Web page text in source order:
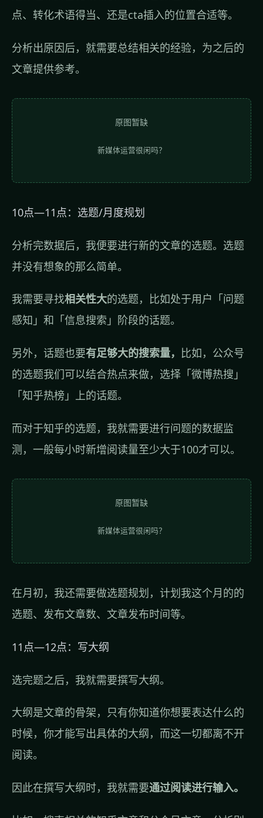
点、转化术语得当、还是cta插入的位置合适等。
分析出原因后，就需要总结相关的经验，为之后的
文章提供参考。
原图暂缺
新媒体运营很闲吗？
10点—11点：选题/月度规划
分析完数据后，我便要进行新的文章的选题。选题
并没有想象的那么简单。
我需要寻找相关性大的选题，比如处于用户「问题
感知」和「信息搜索」阶段的话题。
另外，话题也要有足够大的搜索量， 比如，公众号
的选题我们可以结合热点来做，选择「微博热搜」
「知乎热榜」上的话题。
而对于知乎的选题，我就需要进行问题的数据监
测，一般每小时新增阅读量至少大于100才可以。
原图暂缺
新媒体运营很闲吗？
在月初，我还需要做选题规划，计划我这个月的的
选题、发布文章数、文章发布时间等。
11点—12点：写大纲
选完题之后，我就需要撰写大纲。
大纲是文章的骨架，只有你知道你想要表达什么的
时候，你才能写出具体的大纲，而这一切都离不开
阅读。
因此在撰写大纲时，我就需要通过阅读进行输入。